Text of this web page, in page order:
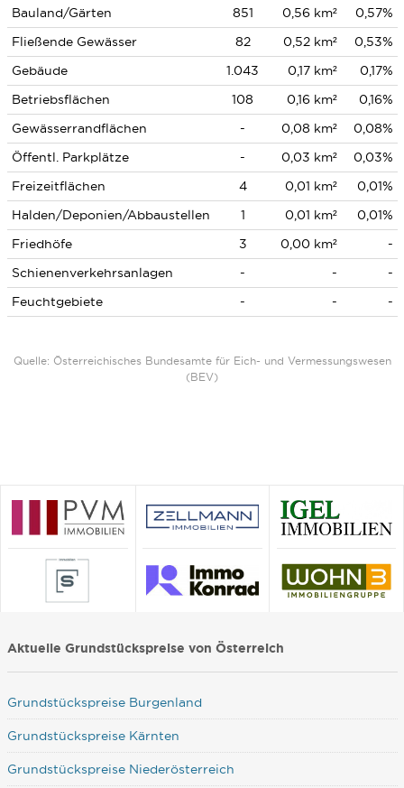
Bauland/Gärten 851 0,56 km²
0,57%
Fließende Gewässer
82 0,52 km²
0,53%
Gebäude
1.043 0,17 km²
0,17%
Betriebsflächen
108 0,16 km²
0,16%
Gewässerrandflächen
- 0,08 km²
0,08%
Öffentl. Parkplätze
- 0,03 km²
0,03%
Freizeitflächen
4 0,01 km²
0,01%
Halden/Deponien/Abbaustellen
1 0,01 km²
0,01%
Friedhöfe
3 0,00 km²
-
Schienenverkehrsanlagen
- -
-
Feuchtgebiete
- - -
Quelle: Österreichisches Bundesamte für Eich- und Vermessungswesen
(BEV)
Aktuelle Grundstückspreise von Österreich
Grundstückspreise Burgenland
Grundstückspreise Kärnten
Grundstückspreise Niederösterreich